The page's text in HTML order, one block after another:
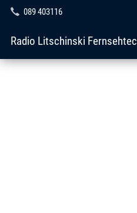
089 403116
Radio Litschinski